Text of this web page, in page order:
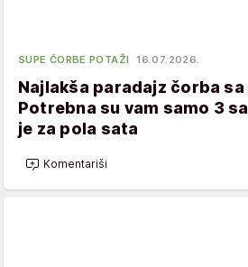
SUPE ČORBE POTAŽI 16.07.2026.
Najlakša paradajz čorba
Potrebna su vam samo 3
je za pola sata
Komentariši